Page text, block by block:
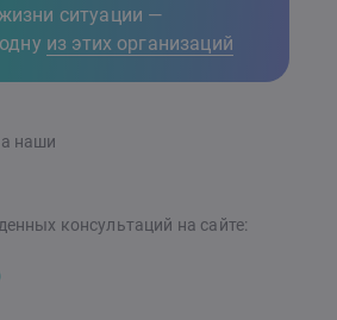
ситуации —
из этих организаций
наши
консультаций на сайте: